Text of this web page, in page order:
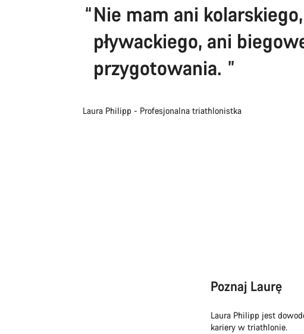
Nie mam ani
pływackiego, ani
przygotowania.
Laura Philipp - Profesjonalna triathlonistka
Poznaj Laurę
Laura Philipp jest
kariery w triathlonie.